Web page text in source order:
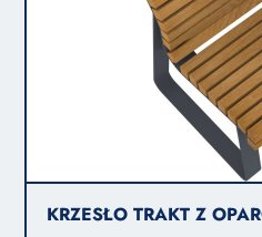
KRZESŁO TRAKT Z